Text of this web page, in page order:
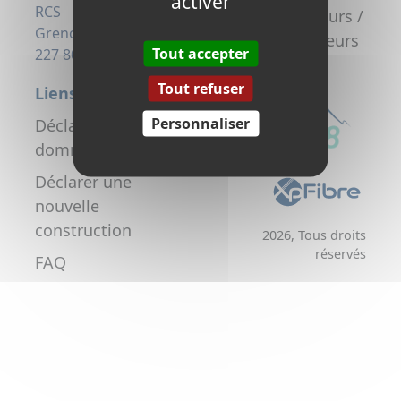
RCS
Grenoble 823
227 806
la fibre
Promoteurs /
Aménageurs
Liens utiles
Déclarer un
dommage réseau
Déclarer une
nouvelle
construction
FAQ
2026, Tous droits
réservés
Tout accepter
Tout refuser
Personnaliser